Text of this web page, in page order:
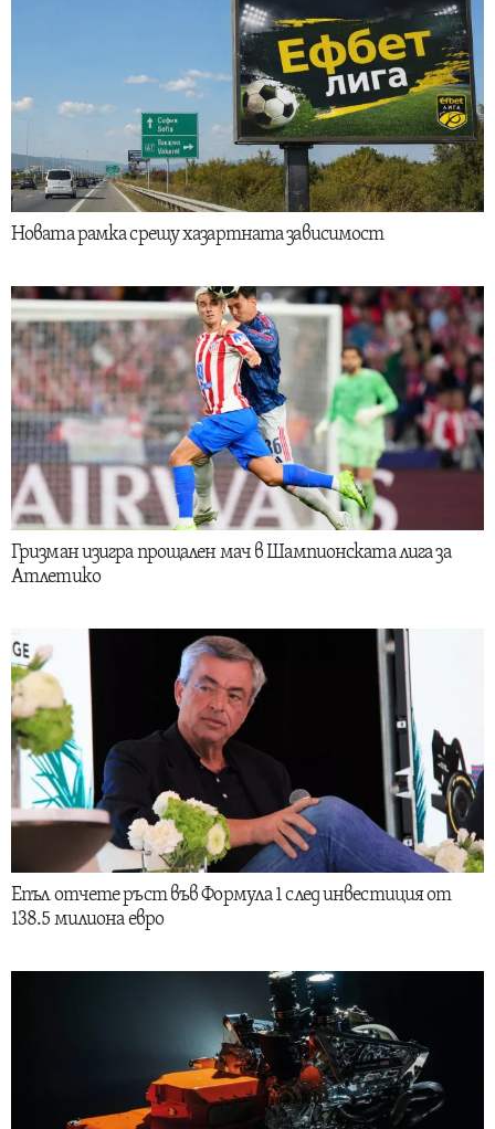
Новата рамка срещу хазартната зависимост
Гризман изигра прощален мач в Шампионската лига за
Атлетико
Епъл отчете ръст във Формула 1 след инвестиция от
138.5 милиона евро